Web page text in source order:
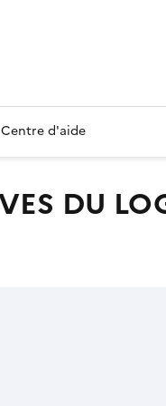
Centre d'aide